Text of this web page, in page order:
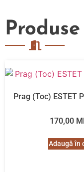
Produse
Prag (Toc) ESTET
170,00
Adaugă în